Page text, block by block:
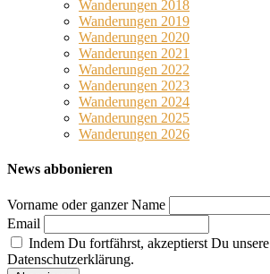
Wanderungen 2018
Wanderungen 2019
Wanderungen 2020
Wanderungen 2021
Wanderungen 2022
Wanderungen 2023
Wanderungen 2024
Wanderungen 2025
Wanderungen 2026
News abbonieren
Vorname oder ganzer Name
Email
Indem Du fortfährst, akzeptierst Du unsere
Datenschutzerklärung.